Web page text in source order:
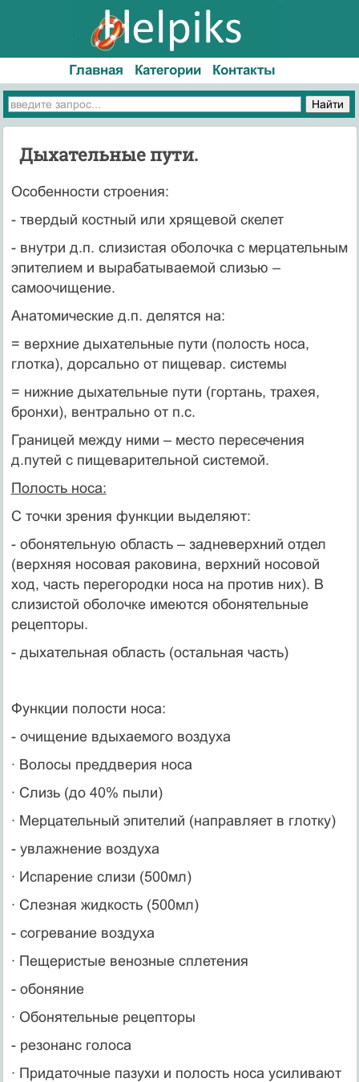
Главная Категории Контакты
Дыхательные пути.
Особенности строения:
- твердый костный или хрящевой скелет
- внутри д.п. слизистая оболочка с мерцательным
эпителием и вырабатываемой слизью –
самоочищение.
Анатомические д.п. делятся на:
= верхние дыхательные пути (полость носа,
глотка), дорсально от пищевар. системы
= нижние дыхательные пути (гортань, трахея,
бронхи), вентрально от п.с.
Границей между ними – место пересечения
д.путей с пищеварительной системой.
Полость носа:
С точки зрения функции выделяют:
- обонятельную область – задневерхний отдел
(верхняя носовая раковина, верхний носовой
ход, часть перегородки носа на против них). В
слизистой оболочке имеются обонятельные
рецепторы.
- дыхательная область (остальная часть)
Функции полости носа:
- очищение вдыхаемого воздуха
· Волосы преддверия носа
· Слизь (до 40% пыли)
· Мерцательный эпителий (направляет в глотку)
- увлажнение воздуха
· Испарение слизи (500мл)
· Слезная жидкость (500мл)
- согревание воздуха
· Пещеристые венозные сплетения
- обоняние
· Обонятельные рецепторы
- резонанс голоса
· Придаточные пазухи и полость носа усиливают